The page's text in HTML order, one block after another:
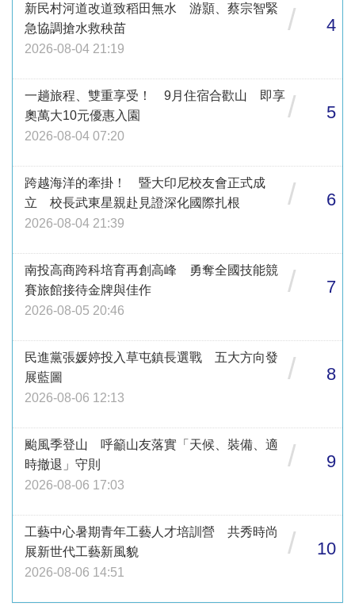
新民村河道改道致稻田無水 游顥、蔡宗智緊
急協調搶水救秧苗
2026-08-04 21:19
/ 4
一趟旅程、雙重享受！ 9月住宿合歡山 即享
奧萬大10元優惠入園
2026-08-04 07:20
/ 5
跨越海洋的牽掛！ 暨大印尼校友會正式成
立 校長武東星親赴見證深化國際扎根
2026-08-04 21:39
/ 6
南投高商跨科培育再創高峰 勇奪全國技能競
賽旅館接待金牌與佳作
2026-08-05 20:46
/ 7
民進黨張媛婷投入草屯鎮長選戰 五大方向發
展藍圖
2026-08-06 12:13
/ 8
颱風季登山 呼籲山友落實「天候、裝備、適
時撤退」守則
2026-08-06 17:03
/ 9
工藝中心暑期青年工藝人才培訓營 共秀時尚
展新世代工藝新風貌
2026-08-06 14:51
/ 10